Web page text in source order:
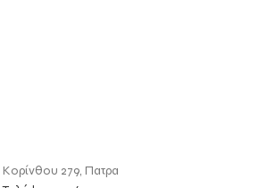
Κορίνθου 279, Πατρα